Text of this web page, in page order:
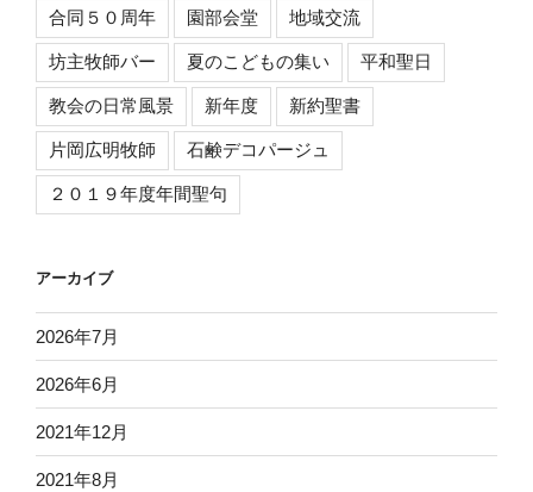
合同５０周年 園部会堂 地域交流
坊主牧師バー 夏のこどもの集い 平和聖日
教会の日常風景 新年度 新約聖書
片岡広明牧師 石鹸デコパージュ
２０１９年度年間聖句
アーカイブ
2026年7月
2026年6月
2021年12月
2021年8月